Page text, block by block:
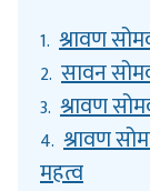
1. श्रावण
2. सावन
3. श्रावण
4. श्रावण
महत्व